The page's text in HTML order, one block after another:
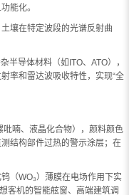
能化。
壤在特定波段的光谱反射曲
半导体材料（如ITO、ATO），
率和雷达波吸收特性，实现“全
喃、液晶化合物），颜料颜色
结构部件过热的警示涂层；在
（WO₃）薄膜在电场作用下实
客机的智能舷窗、高端建筑调